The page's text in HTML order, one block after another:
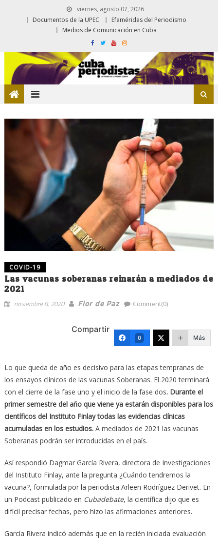
viernes, agosto 07, 2026
Documentos de la UPEC
Efemérides del Periodismo
Medios de Comunicación en Cuba
COVID-19
Las vacunas soberanas reinarán a mediados de
2021
noviembre 8, 2020 Flor de Paz Comment(0)
Compartir
0 Más
Lo que queda de año es decisivo para las etapas tempranas de
los ensayos clínicos de las vacunas Soberanas. El 2020 terminará
con el cierre de la fase uno y el inicio de la fase dos. Durante el
primer semestre del año que viene ya estarán disponibles para los
científicos del Instituto Finlay todas las evidencias clínicas
acumuladas en los estudios.A mediados de 2021 las vacunas
Soberanas podrán ser introducidas en el país.
Así respondió Dagmar García Rivera, directora de Investigaciones
del Instituto Finlay, ante la pregunta ¿Cuándo tendremos la
vacuna?, formulada por la periodista Arleen Rodríguez Derivet. En
un Podcast publicado en Cubadebate, la científica dijo que es
difícil precisar fechas, pero hizo las afirmaciones anteriores.
García Rivera indicó además que en la recién iniciada evaluación